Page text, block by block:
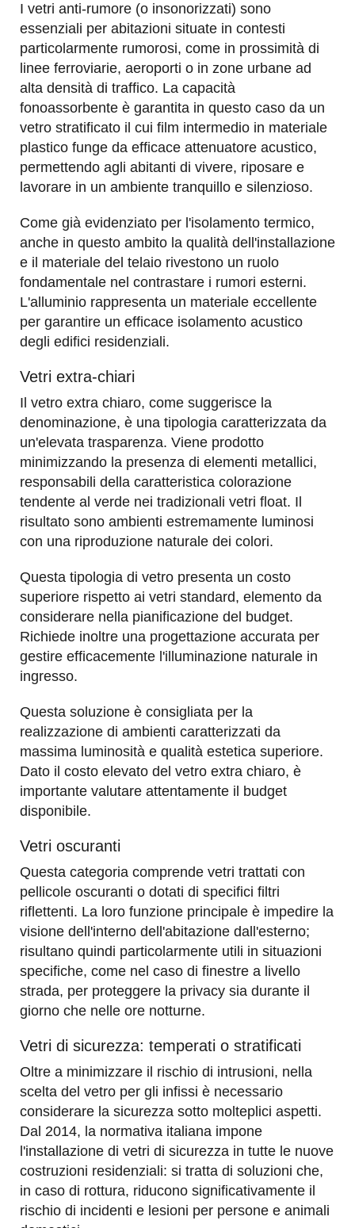
I vetri anti-rumore (o insonorizzati) sono
essenziali per abitazioni situate in contesti
particolarmente rumorosi, come in prossimità di
linee ferroviarie, aeroporti o in zone urbane ad
alta densità di traffico. La capacità
fonoassorbente è garantita in questo caso da un
vetro stratificato il cui film intermedio in materiale
plastico funge da efficace attenuatore acustico,
permettendo agli abitanti di vivere, riposare e
lavorare in un ambiente tranquillo e silenzioso.
Come già evidenziato per l'isolamento termico,
anche in questo ambito la qualità dell'installazione
e il materiale del telaio rivestono un ruolo
fondamentale nel contrastare i rumori esterni.
L'alluminio rappresenta un materiale eccellente
per garantire un efficace isolamento acustico
degli edifici residenziali.
Vetri extra-chiari
Il vetro extra chiaro, come suggerisce la
denominazione, è una tipologia caratterizzata da
un'elevata trasparenza. Viene prodotto
minimizzando la presenza di elementi metallici,
responsabili della caratteristica colorazione
tendente al verde nei tradizionali vetri float. Il
risultato sono ambienti estremamente luminosi
con una riproduzione naturale dei colori.
Questa tipologia di vetro presenta un costo
superiore rispetto ai vetri standard, elemento da
considerare nella pianificazione del budget.
Richiede inoltre una progettazione accurata per
gestire efficacemente l'illuminazione naturale in
ingresso.
Questa soluzione è consigliata per la
realizzazione di ambienti caratterizzati da
massima luminosità e qualità estetica superiore.
Dato il costo elevato del vetro extra chiaro, è
importante valutare attentamente il budget
disponibile.
Vetri oscuranti
Questa categoria comprende vetri trattati con
pellicole oscuranti o dotati di specifici filtri
riflettenti. La loro funzione principale è impedire la
visione dell'interno dell'abitazione dall'esterno;
risultano quindi particolarmente utili in situazioni
specifiche, come nel caso di finestre a livello
strada, per proteggere la privacy sia durante il
giorno che nelle ore notturne.
Vetri di sicurezza: temperati o stratificati
Oltre a minimizzare il rischio di intrusioni, nella
scelta del vetro per gli infissi è necessario
considerare la sicurezza sotto molteplici aspetti.
Dal 2014, la normativa italiana impone
l'installazione di vetri di sicurezza in tutte le nuove
costruzioni residenziali: si tratta di soluzioni che,
in caso di rottura, riducono significativamente il
rischio di incidenti e lesioni per persone e animali